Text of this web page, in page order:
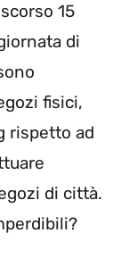
15
di
fisici,
rispetto ad
di città.